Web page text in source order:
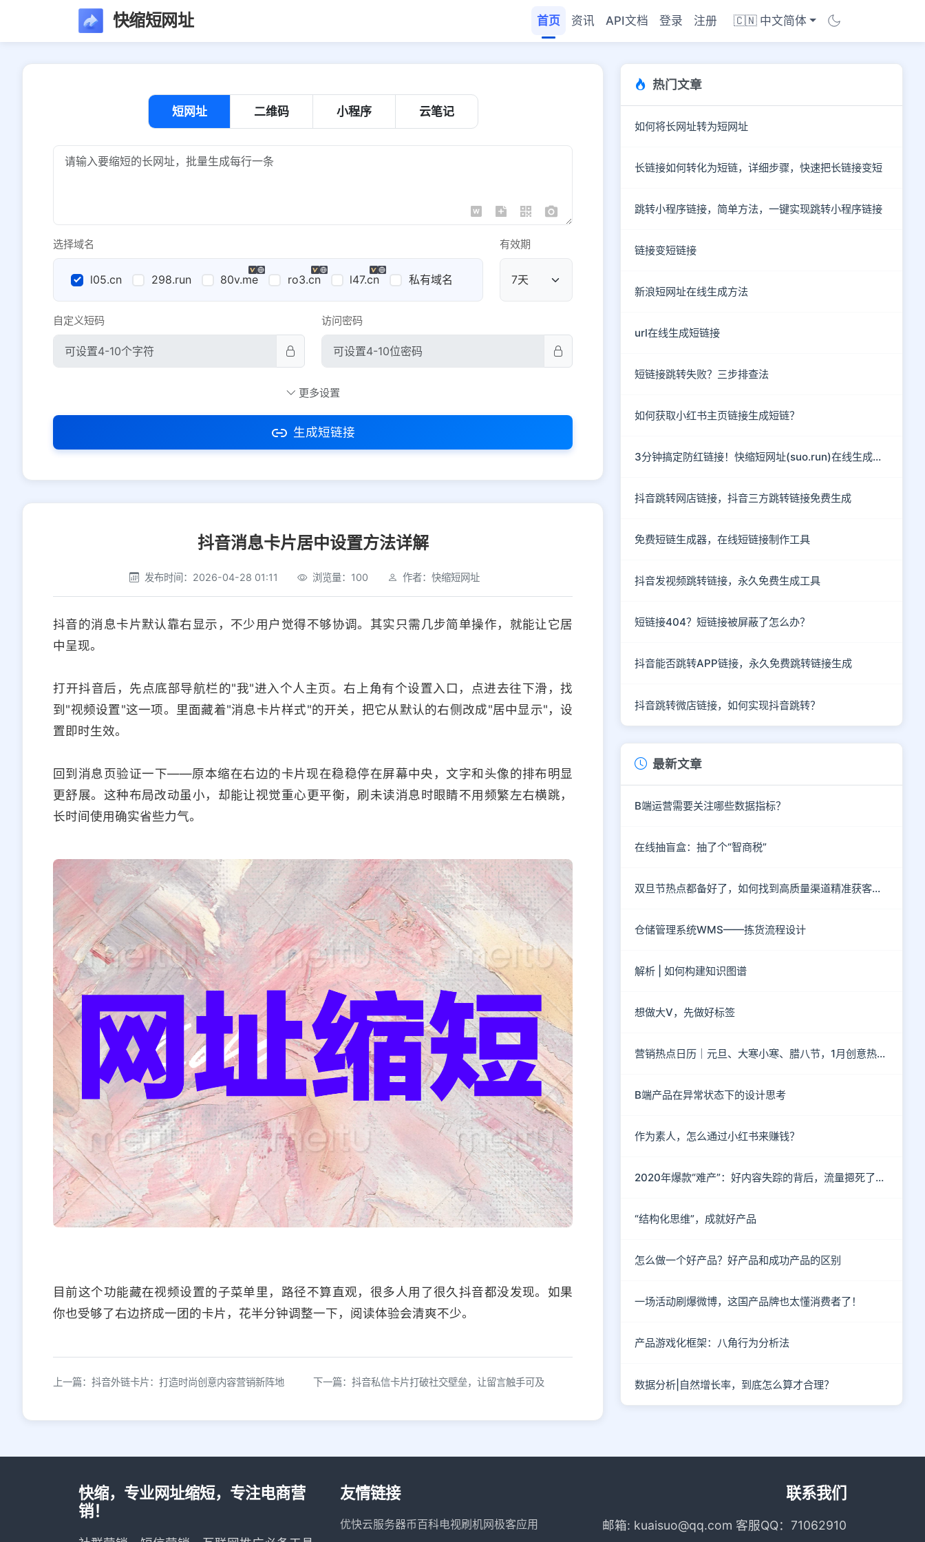
快缩短网址 首页 资讯 API文档 登录 注册 🇨🇳 中文简体
短网址 二维码 小程序 云笔记
选择域名
l05.cn 298.run 80v.me ro3.cn l47.cn 私有域名 公共域名
有效期
自定义短码 访问密码
社交平台 电商平台
选择防红平台类型，避免链接被拦截
平台设置
iOS Android PC 其他
更多设置
生成短链接
抖音消息卡片居中设置方法详解
发布时间：2026-04-28 01:11 浏览量：100 作者：快缩短网址
抖音的消息卡片默认靠右显示，不少用户觉得不够协调。其实只需几步简单操作，就能让它居
中呈现。
打开抖音后，先点底部导航栏的"我"进入个人主页。右上角有个设置入口，点进去往下滑，找
到"视频设置"这一项。里面藏着"消息卡片样式"的开关，把它从默认的右侧改成"居中显示"，设
置即时生效。
回到消息页验证一下——原本缩在右边的卡片现在稳稳停在屏幕中央，文字和头像的排布明显
更舒展。这种布局改动虽小，却能让视觉重心更平衡，刷未读消息时眼睛不用频繁左右横跳，
长时间使用确实省些力气。
目前这个功能藏在视频设置的子菜单里，路径不算直观，很多人用了很久抖音都没发现。如果
你也受够了右边挤成一团的卡片，花半分钟调整一下，阅读体验会清爽不少。
上一篇：抖音外链卡片：打造时尚创意内容营销新阵地 下一篇：抖音私信卡片打破社交壁垒，让留言触手可及
热门文章
如何将长网址转为短网址
长链接如何转化为短链，详细步骤，快速把长链接变短
跳转小程序链接，简单方法，一键实现跳转小程序链接
链接变短链接
新浪短网址在线生成方法
url在线生成短链接
短链接跳转失败？三步排查法
如何获取小红书主页链接生成短链？
3分钟搞定防红链接！快缩短网址(suo.run)在线生成指南
抖音跳转网店链接，抖音三方跳转链接免费生成
免费短链生成器，在线短链接制作工具
抖音发视频跳转链接，永久免费生成工具
短链接404？短链接被屏蔽了怎么办？
抖音能否跳转APP链接，永久免费跳转链接生成
抖音跳转微店链接，如何实现抖音跳转？
最新文章
B端运营需要关注哪些数据指标？
在线抽盲盒：抽了个“智商税”
双旦节热点都备好了，如何找到高质量渠道精准获客呢？
仓储管理系统WMS——拣货流程设计
解析 | 如何构建知识图谱
想做大V，先做好标签
营销热点日历｜元旦、大寒小寒、腊八节，1月创意热点都在这
B端产品在异常状态下的设计思考
作为素人，怎么通过小红书来赚钱？
2020年爆款“难产”：好内容失踪的背后，流量摁死了内容
“结构化思维”，成就好产品
怎么做一个好产品？好产品和成功产品的区别
一场活动刷爆微博，这国产品牌也太懂消费者了！
产品游戏化框架：八角行为分析法
数据分析|自然增长率，到底怎么算才合理？
快缩，专业网址缩短，专注电商营
销！
友情链接
优快云服务器币百科电视刷机网极客应用
联系我们
邮箱: kuaisuo@qq.com 客服QQ：71062910